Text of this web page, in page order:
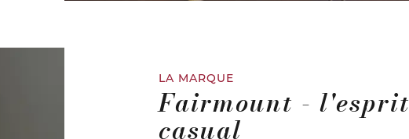
LA MARQUE
Fairmount - l'esprit
casual